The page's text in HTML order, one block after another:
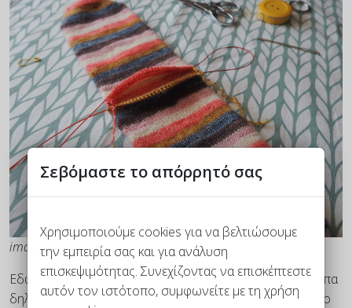
image by actechniques.co.uk
Εδώ πλέκουμε την κάλτσα ως το τέλος της, από την γάμπα
δηλαδή μέχρι και τα δάχτυλα ή και αντίστροφα όμως στο
Σεβόμαστε το απόρρητό σας
Χρησιμοποιούμε cookies για να βελτιώσουμε
την εμπειρία σας και για ανάλυση
επισκεψιμότητας. Συνεχίζοντας να επισκέπτεστε
αυτόν τον ιστότοπο, συμφωνείτε με τη χρήση